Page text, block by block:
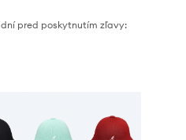
pred poskytnutím zľavy: